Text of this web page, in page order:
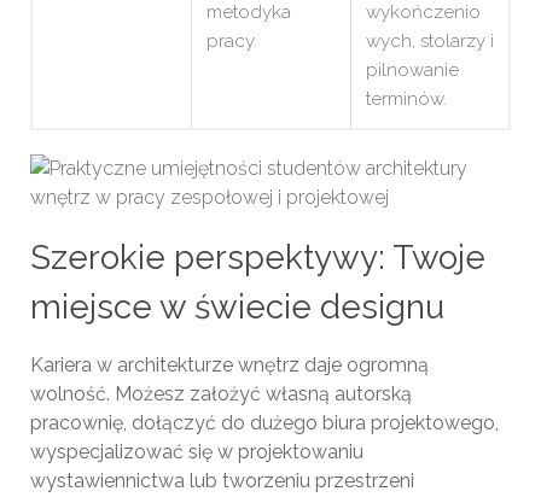
metodyka
pracy.
wykończenio
wych, stolarzy i
pilnowanie
terminów.
Szerokie perspektywy: Twoje
miejsce w świecie designu
Kariera w architekturze wnętrz daje ogromną
wolność. Możesz założyć własną autorską
pracownię, dołączyć do dużego biura projektowego,
wyspecjalizować się w projektowaniu
wystawiennictwa lub tworzeniu przestrzeni